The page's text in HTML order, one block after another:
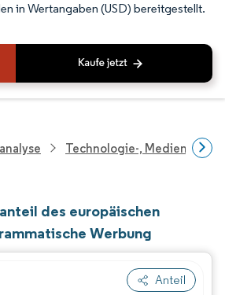
in Wertangaben (USD) bereitgestellt.
Technologie-, Medien- Und
des europäischen
Werbung
Anteil